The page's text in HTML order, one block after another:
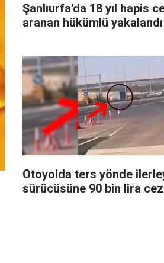
Şanlıurfa'da 18 yıl hapis
aranan hükümlü yakalandı
Otoyolda ters yönde
sürücüsüne 90 bin lira